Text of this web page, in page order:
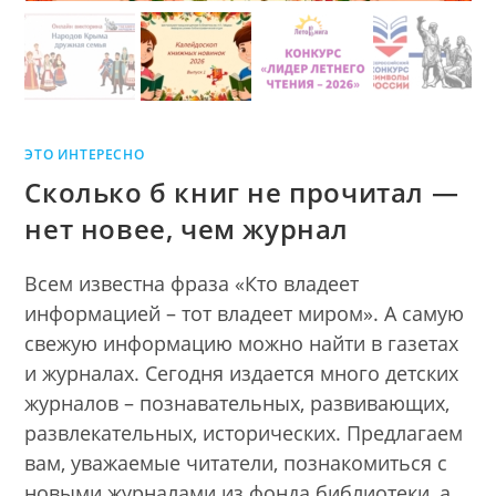
ЭТО ИНТЕРЕСНО
Сколько б книг не прочитал —
нет новее, чем журнал
Всем известна фраза «Кто владеет
информацией – тот владеет миром». А самую
свежую информацию можно найти в газетах
и журналах. Сегодня издается много детских
журналов – познавательных, развивающих,
развлекательных, исторических. Предлагаем
вам, уважаемые читатели, познакомиться с